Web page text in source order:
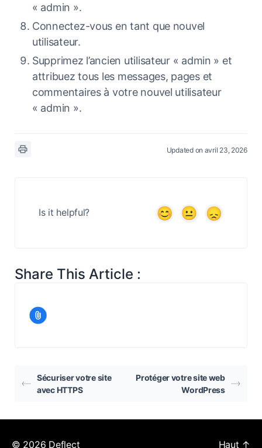
« admin ».
Connectez-vous en tant que nouvel
utilisateur.
Supprimez l’ancien utilisateur « admin » et
attribuez tous les messages, pages et
commentaires à votre nouvel utilisateur
« admin ».
Updated on avril 23, 2026
Is it helpful?
Share This Article :
Sécuriser votre site
avec HTTPS
Protéger votre site web
WordPress
© 2026 Deflect Haut ↑